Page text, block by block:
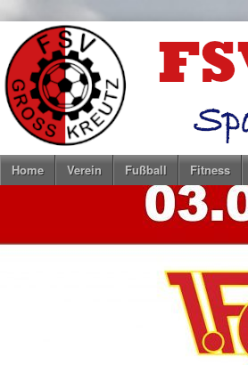
Home Verein Fußball Fitness